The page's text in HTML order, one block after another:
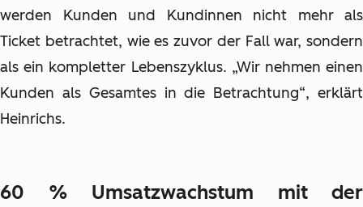
werden Kunden und Kundinnen nicht mehr als
Ticket betrachtet, wie es zuvor der Fall war, sondern
als ein kompletter Lebenszyklus. „Wir nehmen einen
Kunden als Gesamtes in die Betrachtung“, erklärt
Heinrichs.
60 % Umsatzwachstum mit der